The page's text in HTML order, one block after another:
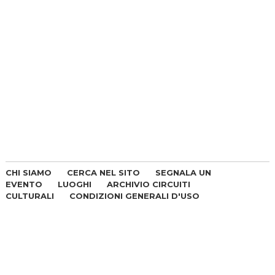
CHI SIAMO CERCA NEL SITO
SEGNALA UN
EVENTO
LUOGHI
ARCHIVIO CIRCUITI
CULTURALI
CONDIZIONI GENERALI D'USO